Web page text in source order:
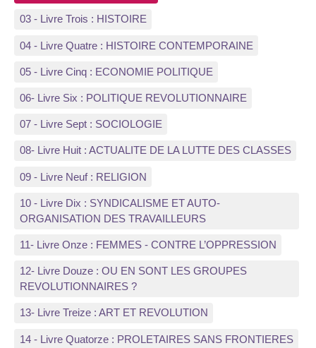
03 - Livre Trois : HISTOIRE
04 - Livre Quatre : HISTOIRE CONTEMPORAINE
05 - Livre Cinq : ECONOMIE POLITIQUE
06- Livre Six : POLITIQUE REVOLUTIONNAIRE
07 - Livre Sept : SOCIOLOGIE
08- Livre Huit : ACTUALITE DE LA LUTTE DES CLASSES
09 - Livre Neuf : RELIGION
10 - Livre Dix : SYNDICALISME ET AUTO-
ORGANISATION DES TRAVAILLEURS
11- Livre Onze : FEMMES - CONTRE L’OPPRESSION
12- Livre Douze : OU EN SONT LES GROUPES
REVOLUTIONNAIRES ?
13- Livre Treize : ART ET REVOLUTION
14 - Livre Quatorze : PROLETAIRES SANS FRONTIERES